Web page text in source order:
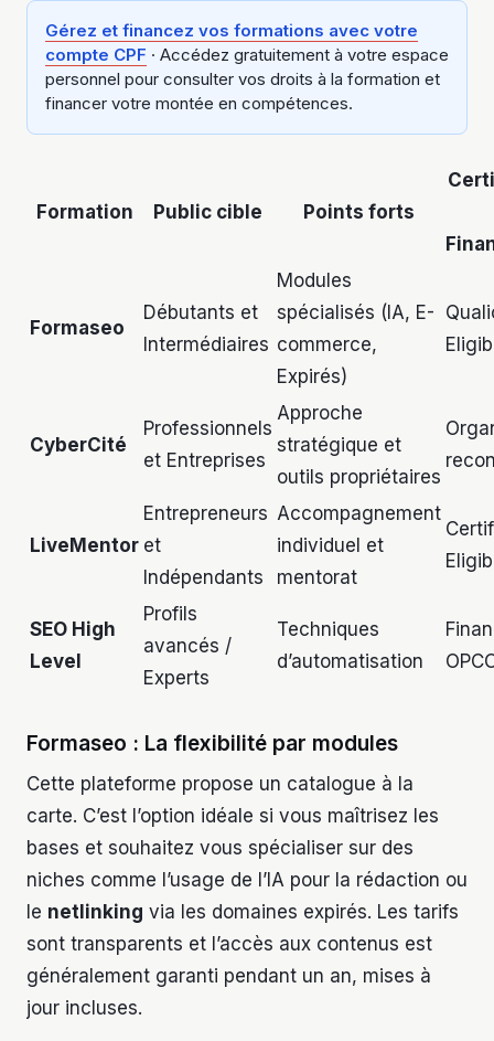
Gérez et financez vos formations avec votre
compte CPF · Accédez gratuitement à votre espace
personnel pour consulter vos droits à la formation et
financer votre montée en compétences.
Formation Public cible Points forts
Formaseo
Débutants et
Intermédiaires
Modules
spécialisés (IA, E-
commerce,
Expirés)
CyberCité
Professionnels
et Entreprises
Approche
stratégique et
outils propriétaires
LiveMentor
Entrepreneurs
et
Indépendants
Accompagnement
individuel et
mentorat
SEO High
Level
Profils
avancés /
Experts
Techniques
d’automatisation
Formaseo : La flexibilité par modules
Cette plateforme propose un catalogue à la
carte. C’est l’option idéale si vous maîtrisez les
bases et souhaitez vous spécialiser sur des
niches comme l’usage de l’IA pour la rédaction ou
le netlinking via les domaines expirés. Les tarifs
sont transparents et l’accès aux contenus est
généralement garanti pendant un an, mises à
jour incluses.